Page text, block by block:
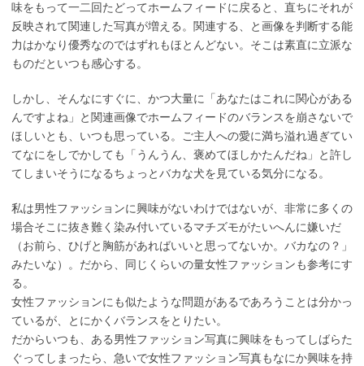
味をもって一二回たどってホームフィードに戻ると、直ちにそれが
反映されて関連した写真が増える。関連する、と画像を判断する能
力はかなり優秀なのではずれもほとんどない。そこは素直に立派な
ものだといつも感心する。
しかし、そんなにすぐに、かつ大量に「あなたはこれに関心がある
んですよね」と関連画像でホームフィードのバランスを崩さないで
ほしいとも、いつも思っている。ご主人への愛に満ち溢れ過ぎてい
てなにをしでかしても「うんうん、褒めてほしかたんだね」と許し
てしまいそうになるちょっとバカな犬を見ている気分になる。
私は男性ファッションに興味がないわけではないが、非常に多くの
場合そこに抜き難く染み付いているマチズモがたいへんに嫌いだ
（お前ら、ひげと胸筋があればいいと思ってないか。バカなの？」
みたいな）。だから、同じくらいの量女性ファッションも参考にす
る。
女性ファッションにも似たような問題があるであろうことは分かっ
ているが、とにかくバランスをとりたい。
だからいつも、ある男性ファッション写真に興味をもってしばらた
ぐってしまったら、急いで女性ファッション写真もなにか興味を持